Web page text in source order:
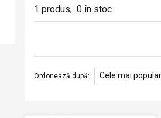
1 produs, 0 în stoc
Ordonează după: